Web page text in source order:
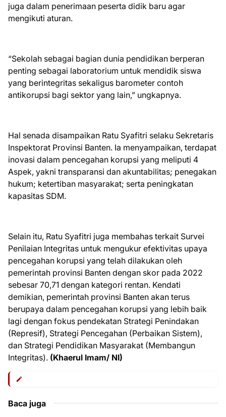
juga dalam penerimaan peserta didik baru agar
mengikuti aturan.
“Sekolah sebagai bagian dunia pendidikan berperan
penting sebagai laboratorium untuk mendidik siswa
yang berintegritas sekaligus barometer contoh
antikorupsi bagi sektor yang lain,” ungkapnya.
Hal senada disampaikan Ratu Syafitri selaku Sekretaris
Inspektorat Provinsi Banten. Ia menyampaikan, terdapat
inovasi dalam pencegahan korupsi yang meliputi 4
Aspek, yakni transparansi dan akuntabilitas; penegakan
hukum; ketertiban masyarakat; serta peningkatan
kapasitas SDM.
Selain itu, Ratu Syafitri juga membahas terkait Survei
Penilaian Integritas untuk mengukur efektivitas upaya
pencegahan korupsi yang telah dilakukan oleh
pemerintah provinsi Banten dengan skor pada 2022
sebesar 70,71 dengan kategori rentan. Kendati
demikian, pemerintah provinsi Banten akan terus
berupaya dalam pencegahan korupsi yang lebih baik
lagi dengan fokus pendekatan Strategi Penindakan
(Represif), Strategi Pencegahan (Perbaikan Sistem),
dan Strategi Pendidikan Masyarakat (Membangun
Integritas). (Khaerul Imam/ NI)
Baca juga